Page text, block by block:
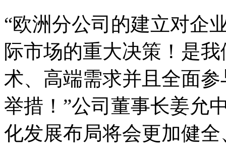
“欧洲分公司的建立对企
际市场的重大决策！是
术、高端需求并且全面
举措！”公司董事长姜允
化发展布局将会更加健